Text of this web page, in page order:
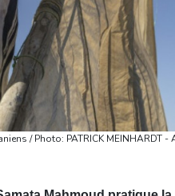
/ Photo: PATRICK MEINHARDT -